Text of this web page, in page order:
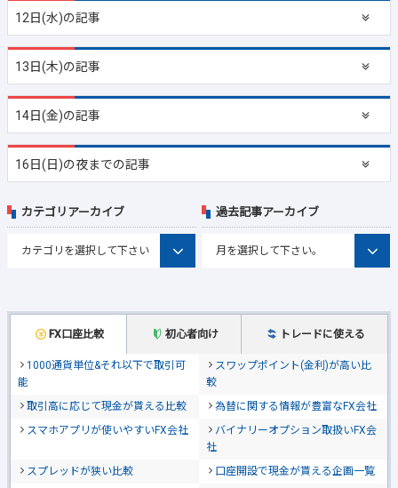
12日(水)の記事
13日(木)の記事
14日(金)の記事
16日(日)の夜までの記事
FX口座比較 初心者向け トレードに使える
1000通貨単位&それ以下で取引可
能
スワップポイント(金利)が高い比
較
取引高に応じて現金が貰える比較
為替に関する情報が豊富なFX会社
スマホアプリが使いやすいFX会社
バイナリーオプション取扱いFX会
社
スプレッドが狭い比較
口座開設で現金が貰える企画一覧
カテゴリアーカイブ 過去記事アーカイブ